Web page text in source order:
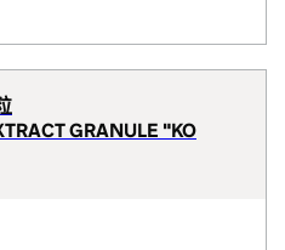
GRANULE "KO